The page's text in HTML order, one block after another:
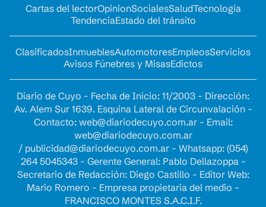
Cartas del lectorOpinionSocialesSaludTecnología
TendenciaEstado del tránsito
ClasificadosInmueblesAutomotoresEmpleosServicios
Avisos Fúnebres y MisasEdictos
Diario de Cuyo - Fecha de Inicio: 11/2003 - Dirección:
Av. Alem Sur 1639. Esquina Lateral de Circunvalación -
Contacto: web@diariodecuyo.com.ar- Email:
web@diariodecuyo.com.ar
/ publicidad@diariodecuyo.com.ar- Whatsapp: (054)
264 5045343 - Gerente General: Pablo Dellazoppa -
Secretario de Redacción: Diego Castillo - Editor Web:
Mario Romero - Empresa propietaria del medio -
FRANCISCO MONTES S.A.C.I.F.